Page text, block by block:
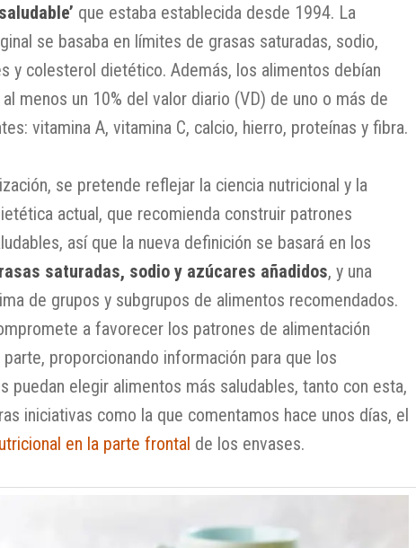
que estaba establecida desde 1994. La
se basaba en límites de grasas saturadas, sodio,
y colesterol dietético. Además, los alimentos debían
menos un 10% del valor diario (VD) de uno o más de
vitamina A, vitamina C, calcio, hierro, proteínas y fibra.
se pretende reflejar la ciencia nutricional y la
actual, que recomienda construir patrones
así que la nueva definición se basará en los
saturadas, sodio y azúcares añadidos, y una
de grupos y subgrupos de alimentos recomendados.
a favorecer los patrones de alimentación
proporcionando información para que los
puedan elegir alimentos más saludables, tanto con esta,
iniciativas como la que comentamos hace unos días, el
en la parte frontal de los envases.